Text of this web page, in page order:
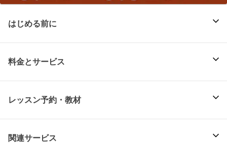
はじめる前に
料金とサービス
レッスン予約・教材
関連サービス